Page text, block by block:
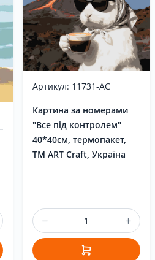
Артикул: 11731-AC
Картина за номерами
"Все під контролем"
40*40см, термопакет,
ТМ ART Craft, Україна